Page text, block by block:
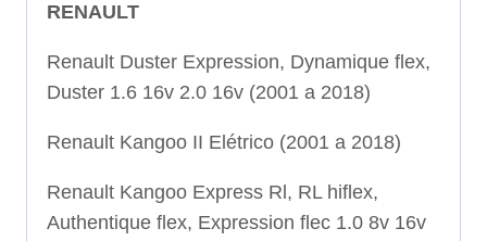
RENAULT
Renault Duster Expression, Dynamique flex,
Duster 1.6 16v 2.0 16v (2001 a 2018)
Renault Kangoo II Elétrico (2001 a 2018)
Renault Kangoo Express Rl, RL hiflex,
Authentique flex, Expression flec 1.0 8v 16v